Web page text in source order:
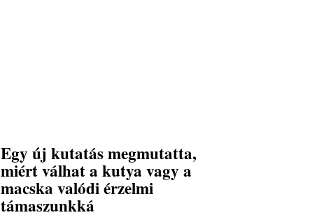
Egy új kutatás megmutatta,
miért válhat a kutya vagy a
macska valódi érzelmi
támaszunkká